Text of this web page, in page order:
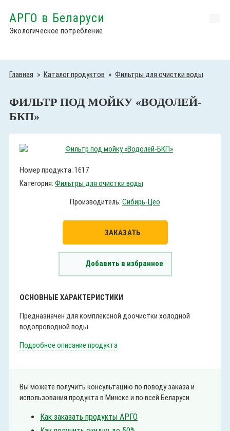
АРГО в Беларуси
Экологическое потребление
Главная » Каталог продуктов » Фильтры для очистки воды
ФИЛЬТР ПОД МОЙКУ «ВОДОЛЕЙ-
БКП»
Номер продукта: 1617
Категория: Фильтры для очистки воды
Производитель: Сибирь-Цео
ЗАКАЗАТЬ
Добавить в избранное
ОСНОВНЫЕ ХАРАКТЕРИСТИКИ
Предназначен для комплексной доочистки холодной
водопроводной воды.
Подробное описание продукта
Вы можете получить консультацию по поводу заказа и
использования продукта в Минске и по всей Беларуси.
Как заказать продукты АРГО